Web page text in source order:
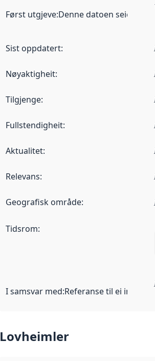
Først utgjeve:Denne datoen seier når
Sist oppdatert:
Nøyaktigheit:
Tilgjenge:
Fullstendigheit:
Aktualitet:
Relevans:
Geografisk område:
Tidsrom:
I samsvar med:Referanse til ei
Lovheimler